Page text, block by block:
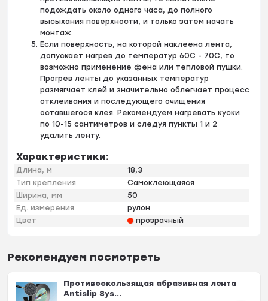
подождать около одного часа, до полного
высыхания поверхности, и только затем начать
монтаж.
Если поверхность, на которой наклеена лента,
допускает нагрев до температур 60С - 70С, то
возможно применение фена или тепловой пушки.
Прогрев ленты до указанных температур
размягчает клей и значительно облегчает процесс
отклеивания и последующего очищения
оставшегося клея. Рекомендуем нагревать куски
по 10-15 сантиметров и следуя пункты 1 и 2
удалить ленту.
Характеристики:
Длина, м
18,3
Тип крепления
Самоклеющаяся
Ширина, мм
50
Ед. измерения
рулон
Цвет
прозрачный
Рекомендуем посмотреть
Противоскользящая абразивная лента
Antislip Sys...